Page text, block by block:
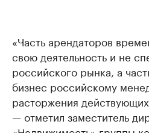
«Часть арендаторов
свою деятельность и не
российского рынка, а
бизнес российскому
расторжения
— отметил заместитель